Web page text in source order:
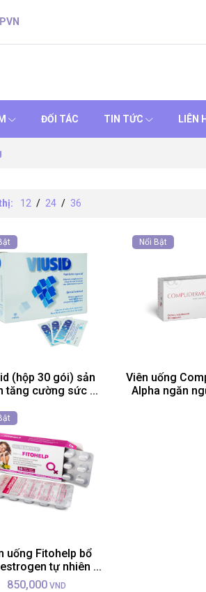
ĐỐI TÁC TIN TỨC LIÊN
12 / 24 / 36
(hộp 30 gói) sản
tăng cường sức ...
Nổi Bật
Viên uống
Alpha ngăn
uống Fitohelp bổ
tự nhiên ...
850,000 VND